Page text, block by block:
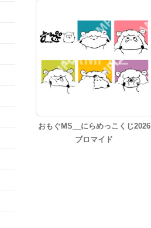
おもぐMS__にらめっこくじ2026
ブロマイド